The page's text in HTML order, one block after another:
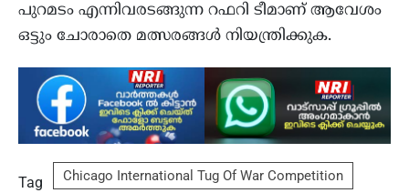
പുറമടം എന്നിവരടങ്ങുന്ന റഫറി ടീമാണ് ആവേശം
ഒട്ടും ചോരാതെ മത്സരങ്ങള്‍ നിയന്ത്രിക്കുക.
Tag
Chicago International Tug Of War Competition